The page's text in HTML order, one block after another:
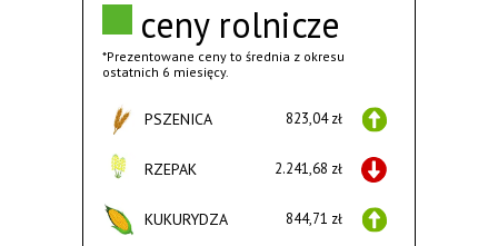
ceny rolnicze
*Prezentowane ceny to średnia z okresu
ostatnich 6 miesięcy.
PSZENICA 823,04 zł
RZEPAK 2.241,68 zł
KUKURYDZA 844,71 zł